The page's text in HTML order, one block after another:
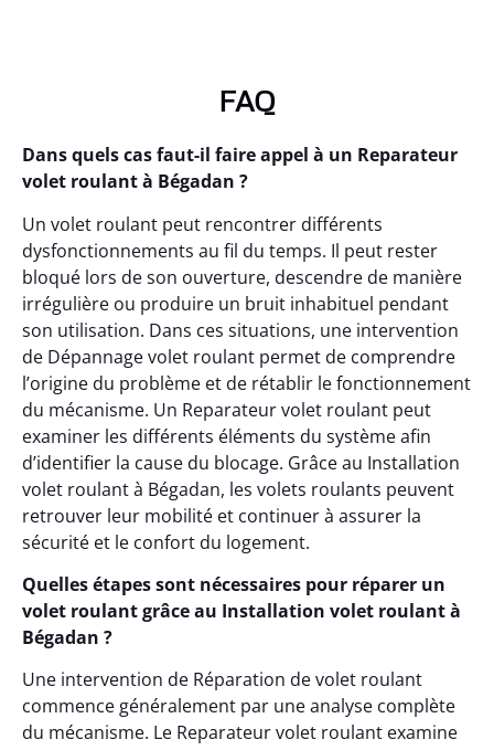
FAQ
Dans quels cas faut-il faire appel à un Reparateur
volet roulant à Bégadan ?
Un volet roulant peut rencontrer différents
dysfonctionnements au fil du temps. Il peut rester
bloqué lors de son ouverture, descendre de manière
irrégulière ou produire un bruit inhabituel pendant
son utilisation. Dans ces situations, une intervention
de Dépannage volet roulant permet de comprendre
l’origine du problème et de rétablir le fonctionnement
du mécanisme. Un Reparateur volet roulant peut
examiner les différents éléments du système afin
d’identifier la cause du blocage. Grâce au Installation
volet roulant à Bégadan, les volets roulants peuvent
retrouver leur mobilité et continuer à assurer la
sécurité et le confort du logement.
Quelles étapes sont nécessaires pour réparer un
volet roulant grâce au Installation volet roulant à
Bégadan ?
Une intervention de Réparation de volet roulant
commence généralement par une analyse complète
du mécanisme. Le Reparateur volet roulant examine